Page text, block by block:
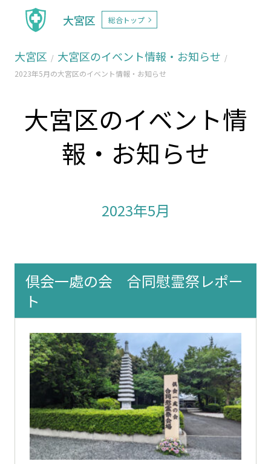
大宮区 総合トップ
大宮区 大宮区のイベント情報・お知らせ
2023年5月の大宮区のイベント情報・お知らせ
大宮区のイベント情
報・お知らせ
2023年5月
倶会一處の会 合同慰霊祭レポー
ト